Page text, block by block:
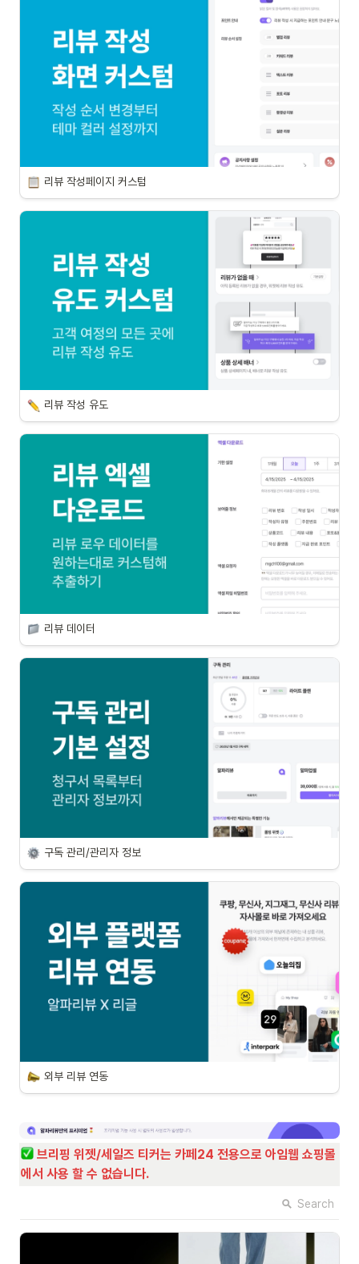
리뷰 작성페이지 커스텀
리뷰 작성 유도
리뷰 데이터
구독 관리/관리자 정보
외부 리뷰 연동
브리핑 위젯/세일즈 티커는 카페24 전용으로 아임웹 쇼핑몰
에서 사용 할 수 없습니다.
Search